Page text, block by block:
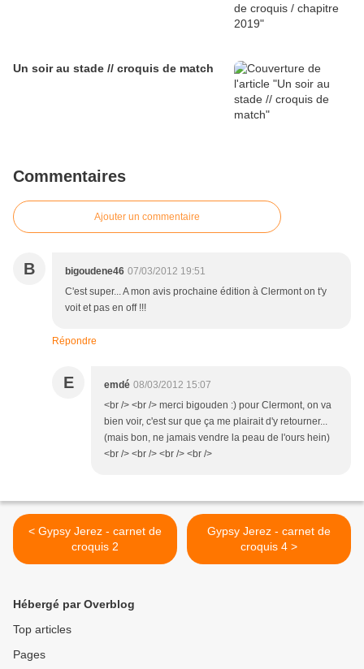
Un soir au stade // croquis de match
Commentaires
Ajouter un commentaire
B bigoudene46 07/03/2012 19:51
C'est super... A mon avis prochaine édition à Clermont on t'y
voit et pas en off !!!
Répondre
E emdé 08/03/2012 15:07
<br /> <br /> merci bigouden :) pour Clermont, on va
bien voir, c'est sur que ça me plairait d'y retourner...
(mais bon, ne jamais vendre la peau de l'ours hein)
<br /> <br /> <br /> <br />
< Gypsy Jerez - carnet de
croquis 2
Gypsy Jerez - carnet de
croquis 4 >
Hébergé par Overblog
Top articles
Pages